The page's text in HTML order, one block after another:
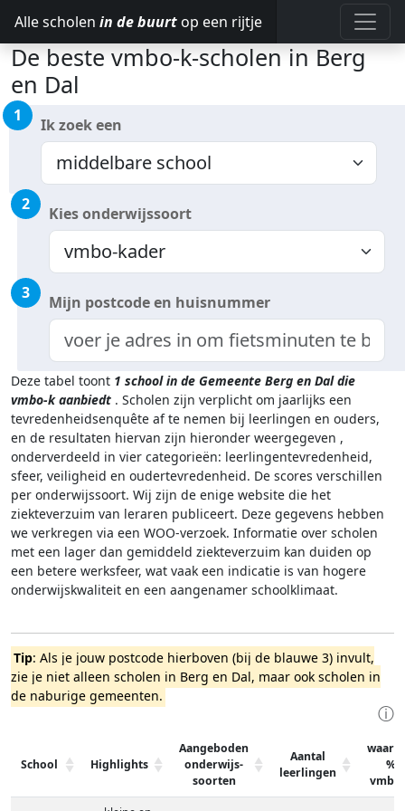
Alle scholen in de buurt op een rijtje
De beste vmbo-k-scholen in Berg
en Dal
1 Ik zoek een
2 Kies onderwijssoort
3 Mijn postcode en huisnummer
Deze tabel toont 1 school in de Gemeente Berg en Dal die
vmbo-k aanbiedt . Scholen zijn verplicht om jaarlijks een
tevredenheidsenquête af te nemen bij leerlingen en ouders,
en de resultaten hiervan zijn hieronder weergegeven ,
onderverdeeld in vier categorieën: leerlingentevredenheid,
sfeer, veiligheid en oudertevredenheid. De scores verschillen
per onderwijssoort. Wij zijn de enige website die het
ziekteverzuim van leraren publiceert. Deze gegevens hebben
we verkregen via een WOO-verzoek. Informatie over scholen
met een lager dan gemiddeld ziekteverzuim kan duiden op
een betere werksfeer, wat vaak een indicatie is van hogere
onderwijskwaliteit en een aangenamer schoolklimaat.
Tip: Als je jouw postcode hierboven (bij de blauwe 3) invult,
zie je niet alleen scholen in Berg en Dal, maar ook scholen in
de naburige gemeenten.
ⓘ
School Highlights
Aangeboden
onderwijs-
soorten
Aantal
leerlingen
%